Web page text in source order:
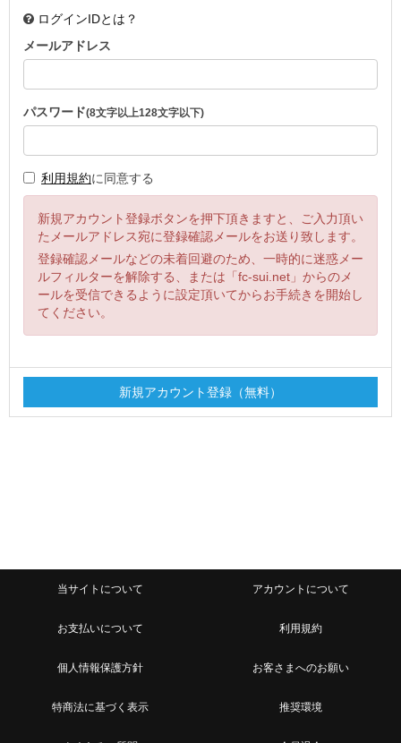
ログインIDとは？
メールアドレス
パスワード(8文字以上128文字以下)
利用規約に同意する
新規アカウント登録ボタンを押下頂きますと、ご入力頂い
たメールアドレス宛に登録確認メールをお送り致します。
登録確認メールなどの未着回避のため、一時的に迷惑メー
ルフィルターを解除する、または「fc-sui.net」からのメ
ールを受信できるように設定頂いてからお手続きを開始し
てください。
当サイトについて アカウントについて
お支払いについて 利用規約
個人情報保護方針 お客さまへのお願い
特商法に基づく表示 推奨環境